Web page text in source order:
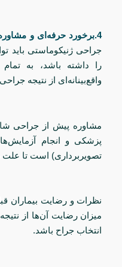
4.برخورد حرفه‌ای و مشاوره دقیق :
جراحی ژنیکوماستی باید
را داشته باشد، به
واقع‌بینانه‌ای از نتیجه
مشاوره پیش از جراحی
پزشکی و انجام
تصویربرداری) است تا
نظرات و رضایت بیماران
میزان رضایت آن‌ها از
انتخاب جراح باشد.